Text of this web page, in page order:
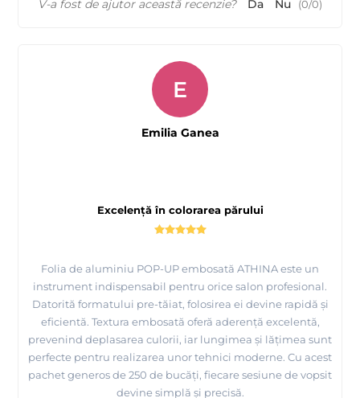
V-a fost de ajutor această recenzie? Da Nu (0/0)
Excelență în colorarea părului
Folia de aluminiu POP-UP embosată ATHINA este un
instrument indispensabil pentru orice salon profesional.
Datorită formatului pre-tăiat, folosirea ei devine rapidă și
eficientă. Textura embosată oferă aderență excelentă,
prevenind deplasarea culorii, iar lungimea și lățimea sunt
perfecte pentru realizarea unor tehnici moderne. Cu acest
pachet generos de 250 de bucăți, fiecare sesiune de vopsit
devine simplă și precisă.
E
Emilia Ganea